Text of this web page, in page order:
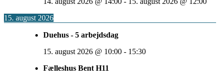
15. august 2026
Duehus - 5 arbejdsdag
15. august 2026 @ 10:00 - 15:30
Fælleshus Bent H11